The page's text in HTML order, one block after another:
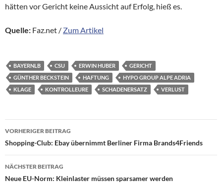
hätten vor Gericht keine Aussicht auf Erfolg, hieß es.
Quelle: Faz.net / Zum Artikel
BAYERNLB CSU ERWIN HUBER
GERICHT
GÜNTHER BECKSTEIN
HAFTUNG
HYPO GROUP ALPE ADRIA
KLAGE
KONTROLLEURE SCHADENERSATZ VERLUST
Beitragsnavigation
VORHERIGER BEITRAG
Shopping-Club: Ebay übernimmt Berliner Firma Brands4Friends
NÄCHSTER BEITRAG
Neue EU-Norm: Kleinlaster müssen sparsamer werden